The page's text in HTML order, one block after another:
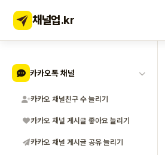
채널업.kr
카카오톡 채널
카카오 채널친구 수 늘리기
카카오 채널 게시글 좋아요 늘리기
카카오 채널 게시글 공유 늘리기